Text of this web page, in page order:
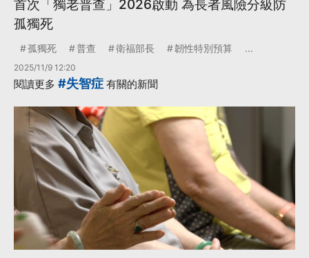
首次「獨老普查」2026啟動 為長者風險分級防
孤獨死
孤獨死 普查 衛福部長 韌性特別預算 ...
2025/11/9 12:20
閱讀更多 #失智症 有關的新聞